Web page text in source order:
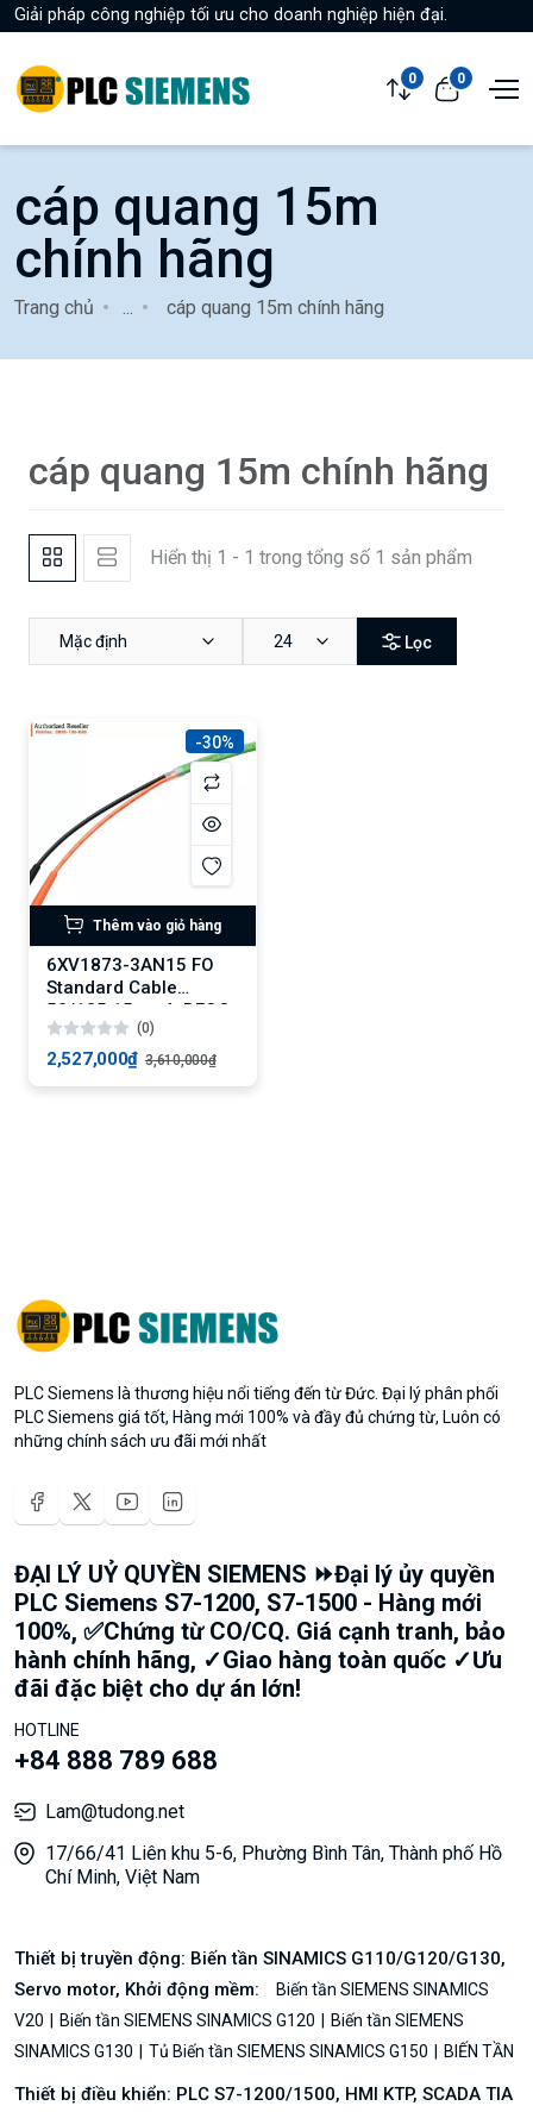
Giải pháp công nghiệp tối ưu cho doanh nghiệp hiện đại.
0 0
cáp quang 15m
chính hãng
Trang chủ cáp quang 15m chính hãng
cáp quang 15m chính hãng
Hiển thị 1 - 1 trong tổng số 1 sản phẩm
Mặc định 24 Lọc
-30%
Thêm vào giỏ hàng
6XV1873-3AN15 FO
Standard Cable
50/125 15 m, 4xBFOC
(0)
2,527,000₫ 3,610,000₫
PLC Siemens là thương hiệu nổi tiếng đến từ Đức. Đại lý phân phối
PLC Siemens giá tốt, Hàng mới 100% và đầy đủ chứng từ, Luôn có
những chính sách ưu đãi mới nhất
ĐẠI LÝ UỶ QUYỀN SIEMENS ⏩Đại lý ủy quyền
PLC Siemens S7-1200, S7-1500 - Hàng mới
100%, ✅Chứng từ CO/CQ. Giá cạnh tranh, bảo
hành chính hãng, ✓Giao hàng toàn quốc ✓Ưu
đãi đặc biệt cho dự án lớn!
HOTLINE
+84 888 789 688
Lam@tudong.net
17/66/41 Liên khu 5-6, Phường Bình Tân, Thành phố Hồ
Chí Minh, Việt Nam
Thiết bị truyền động: Biến tần SINAMICS G110/G120/G130,
Servo motor, Khởi động mềm:
Biến tần SIEMENS SINAMICS
V20
Biến tần SIEMENS SINAMICS G120
Biến tần SIEMENS
SINAMICS G130
Tủ Biến tần SIEMENS SINAMICS G150 BIẾN TẦN
Thiết bị điều khiển: PLC S7-1200/1500, HMI KTP, SCADA TIA